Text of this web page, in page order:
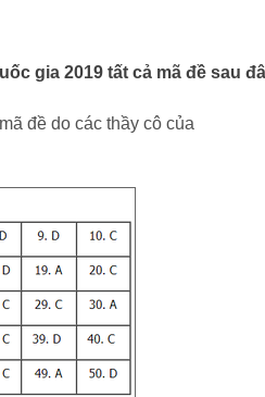
gia 2019 tất cả mã đề sau
đề do các thầy cô của